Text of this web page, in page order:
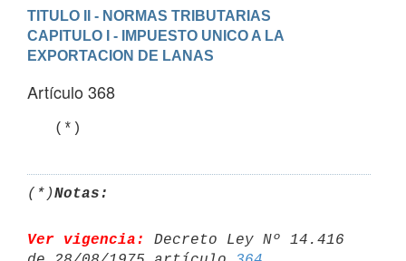
TITULO II - NORMAS TRIBUTARIAS
CAPITULO I - IMPUESTO UNICO A LA
EXPORTACION DE LANAS
Artículo 368
   (*)
(*)Notas:
Ver vigencia:
Decreto Ley Nº 14.416